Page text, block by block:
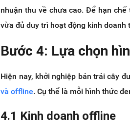
nhuận thu về chưa cao. Để hạn
vừa đủ duy trì hoạt động kinh
Bước 4: Lựa chọn
Hiện nay, khởi nghiệp bán trái cây
và offline. Cụ thể là mỗi hình thức
4.1 Kinh doanh offline